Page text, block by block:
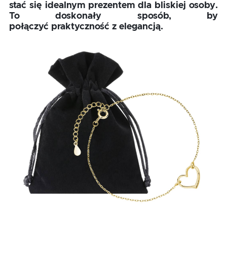
stać się idealnym prezentem dla bliskiej osoby.
To doskonały sposób, by
połączyć praktyczność z elegancją.